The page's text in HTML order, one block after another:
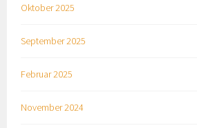
Oktober 2025
September 2025
Februar 2025
November 2024